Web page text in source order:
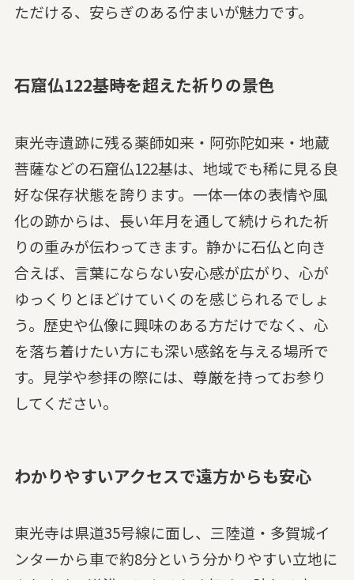
ただける、安らぎのある佇まいが魅力です。
石窟仏122基――時を超えた祈りの景色
東光寺遺跡に残る薬師如来・阿弥陀如来・地蔵
菩薩などの石窟仏122基は、地域でも稀に見る良
好な保存状態を誇ります。一体一体の表情や風
化の跡からは、長い年月を通して続けられた祈
りの重みが伝わってきます。静かに石仏と向き
合えば、言葉にならない安心感が広がり、心が
ゆっくりとほどけていくのを感じられるでしょ
う。歴史や仏像に興味のある方だけでなく、心
を落ち着けたい方にも深い感銘を与える場所で
す。見学や参拝の際には、尊厳を持ってお参り
してください。
わかりやすいアクセスで遠方からも安心
東光寺は県道35号線に面し、三陸道・多賀城イ
ンターから車で約8分という分かりやすい立地に